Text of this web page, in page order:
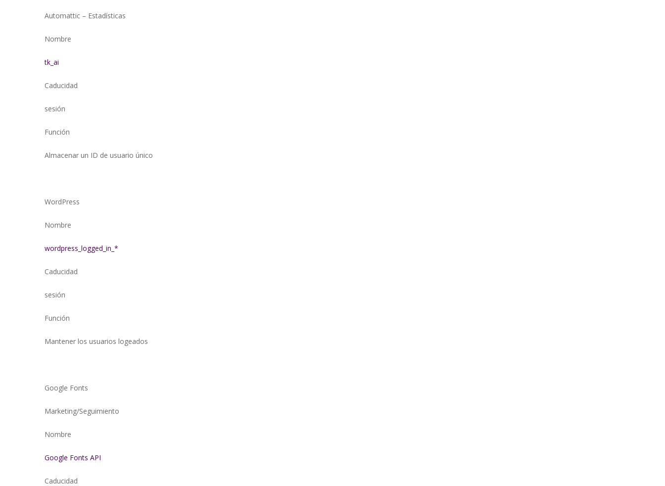
Automattic – Estadísticas
Nombre
tk_ai
Caducidad
sesión
Función
Almacenar un ID de usuario único
WordPress
Nombre
wordpress_logged_in_*
Caducidad
sesión
Función
Mantener los usuarios logeados
Google Fonts
Marketing/Seguimiento
Nombre
Google Fonts API
Caducidad